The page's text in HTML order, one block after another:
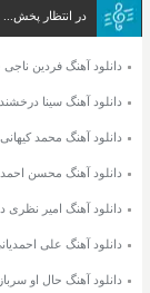
در انتظار پخش...
دانلود آهنگ فردین
دانلود آهنگ سینا
دانلود آهنگ محمد
دانلود آهنگ محسن
دانلود آهنگ امیر نظری
دانلود آهنگ علی
دانلود آهنگ حال او